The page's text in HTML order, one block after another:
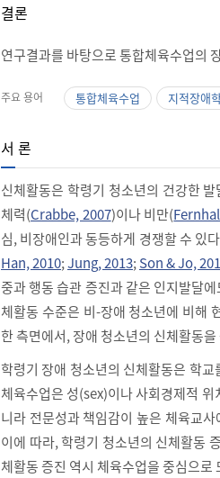
결론
연구결과를 바탕으로 통합체육수업의
주요 용어 통합체육수업 지적장애
서 론
신체활동은 학령기 청소년의 건강한
체력(Crabbe, 2007)이나 비만(
심, 비장애인과 동등하게 경쟁할 수 있
Han, 2010;Jung, 2013; Son & Jo,
중과 행동 습관 증진과 같은 인지발달
체활동 수준은 비-장애 청소년에 비해
한 측면에서, 장애 청소년의 신체활동
학령기 장애 청소년의 신체활동은 학
체육수업은 성(sex)이나 사회경제적
니라 전문성과 책임감이 높은 체육교
이에 따라, 학령기 청소년의 신체활동
체활동 증진 역시 체육수업을 중심으로